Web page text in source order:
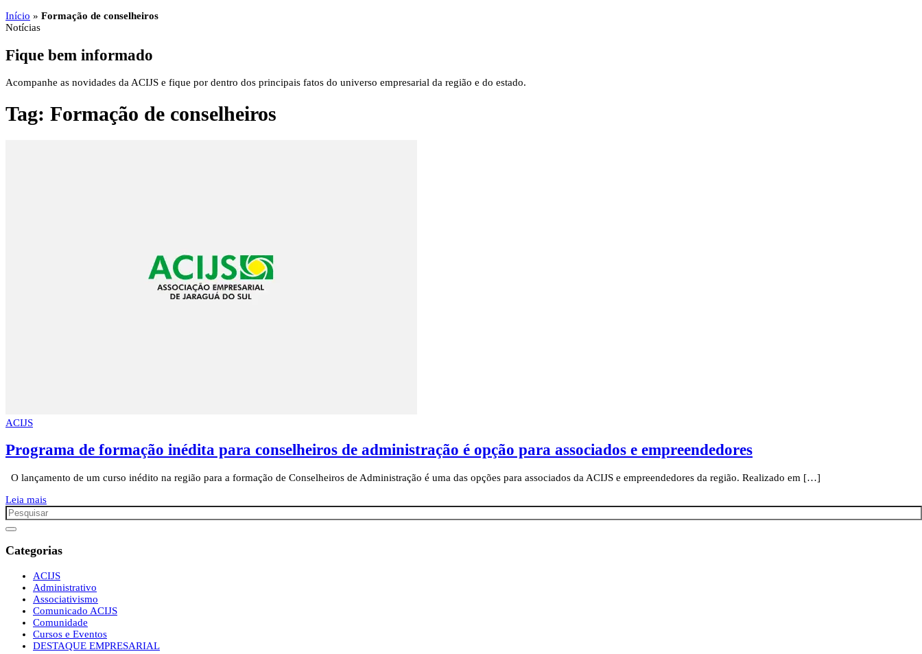
Início » Formação de conselheiros
Notícias
Fique bem informado
Acompanhe as novidades da ACIJS e fique por dentro dos principais fatos do universo empresarial da região e do estado.
Tag: Formação de conselheiros
ACIJS
Programa de formação inédita para conselheiros de administração é opção para associados e empreendedores
O lançamento de um curso inédito na região para a formação de Conselheiros de Administração é uma das opções para associados da ACIJS e empreendedores da região. Realizado em […]
Leia mais
Categorias
ACIJS
Administrativo
Associativismo
Comunicado ACIJS
Comunidade
Cursos e Eventos
DESTAQUE EMPRESARIAL